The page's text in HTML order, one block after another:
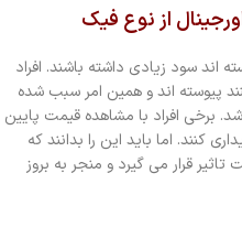
از نوع فیک
اند سود زیادی داشته باشند. افراد
پیوسته اند و همین امر سبب شده
برخی افراد با مشاهده قیمت پایین
کنند. اما باید این را بدانند که
قرار می گیرد و منجر به بروز